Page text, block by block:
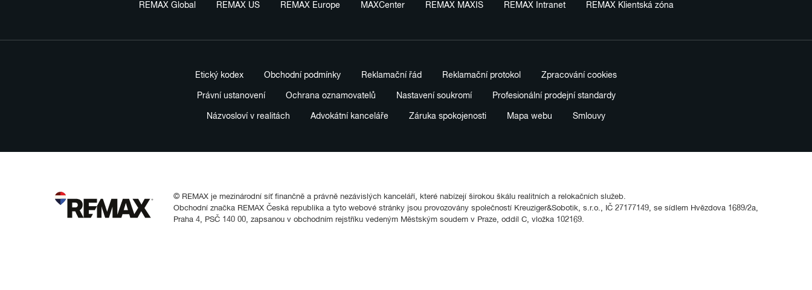
REMAX Global REMAX US REMAX Europe MAXCenter REMAX MAXIS REMAX Intranet REMAX Klientská zóna
Etický kodex Obchodní podmínky Reklamační řád Reklamační protokol Zpracování cookies
Právní ustanovení Ochrana oznamovatelů Nastavení soukromí Profesionální prodejní standardy
Názvosloví v realitách Advokátní kanceláře Záruka spokojenosti Mapa webu Smlouvy
© REMAX je mezinárodní síť finančně a právně nezávislých kanceláří, které nabízejí širokou škálu realitních a relokačních služeb.
Obchodní značka REMAX Česká republika a tyto webové stránky jsou provozovány společností Kreuziger&Sobotik, s.r.o., IČ 27177149, se sídlem Hvězdova 1689/2a,
Praha 4, PSČ 140 00, zapsanou v obchodním rejstříku vedeným Městským soudem v Praze, oddíl C, vložka 102169.